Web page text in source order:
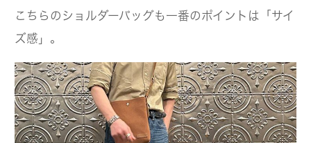
こちらのショルダーバッグも一番のポイントは「サイ
ズ感」。